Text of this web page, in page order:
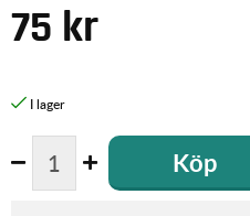
75 kr
Köp